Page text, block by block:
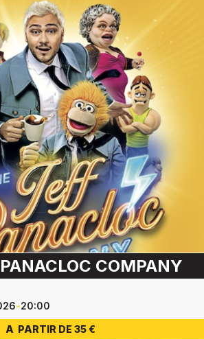
COMPANY
-20:00
A PARTIR DE 35 €